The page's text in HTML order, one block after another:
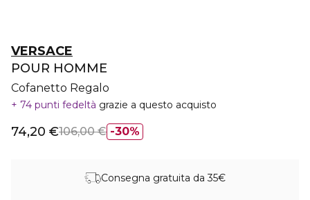
VERSACE
POUR HOMME
Cofanetto Regalo
74 punti fedeltà grazie a questo acquisto
30%
74,20 €106,00 €
Consegna gratuita da 35€